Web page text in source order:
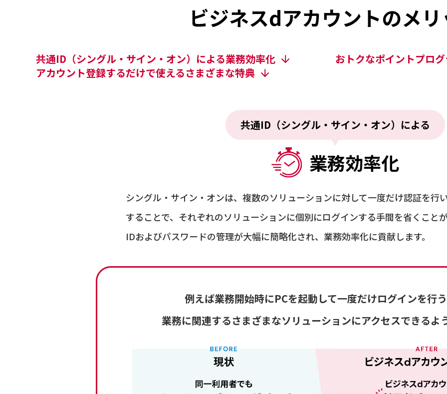
ビジネスdアカウントのメ
共通ID（シングル・サイン・オン）による業務効率化
おトクなポイントプロ
アカウント登録するだけで使えるさまざまな特典
共通ID（シングル・サイン・オン）による
業務効率化
シングル・サイン・オンは、複数のソリューションに対して一度だけ認証を行
することで、それぞれのソリューションに個別にログインする手間を省くこと
IDおよびパスワードの管理が大幅に簡略化され、業務効率化に貢献します。
例えば業務開始時にPCを起動して一度だけログインを行
業務に関連するさまざまなソリューションにアクセスできるよ